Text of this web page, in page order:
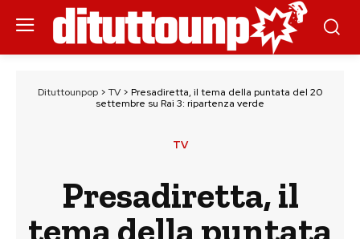
Dituttounpop > TV > Presadiretta, il tema della puntata del 20
settembre su Rai 3: ripartenza verde
TV
Presadiretta, il